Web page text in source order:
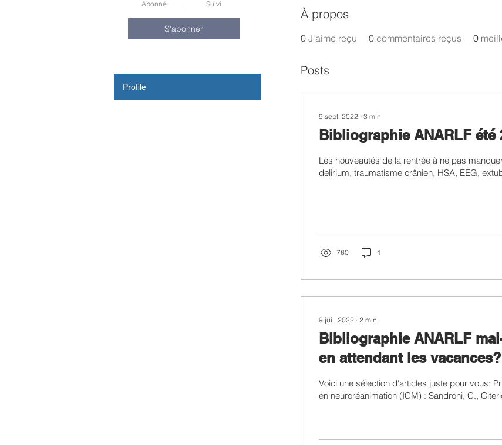
À propos
0 J'aime reçu 0 commentaires reçus 0
Posts
9 sept. 2022 ∙ 3 min
Bibliographie ANARLF été
Les nouveautés de la rentrée à ne pas
delirium, traumatisme crânien, HSA, EEG,
760 1
9 juil. 2022 ∙ 2 min
Bibliographie ANARLF
en attendant les vacances?
Voici une sélection d'articles juste pour vous:
en neuroréanimation (ICM) : Sandroni, C.,
Abonné Suivi
S'abonner
Profile